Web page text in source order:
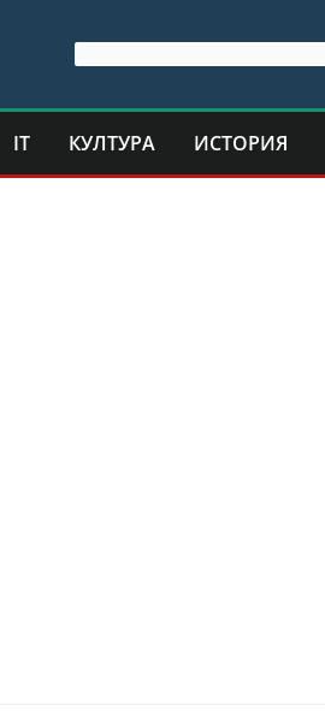
IT КУЛТУРА ИСТОРИЯ